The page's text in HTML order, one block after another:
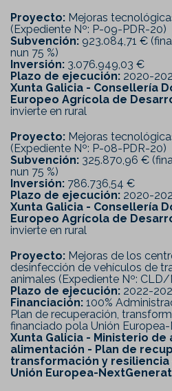
Proyecto: Mejoras
(Expediente Nº: P-09-PDR-20)
Subvención: 923.084,71 €
nun 75 %)
Inversión: 3.076.949,03 €
Plazo de ejecución: 2020-
Xunta Galicia - Consellería
Europeo Agrícola de
invierte en rural
Proyecto: Mejoras
(Expediente Nº: P-08-PDR-20)
Subvención: 325.870,96 €
nun 75 %)
Inversión: 786.736,54 €
Plazo de ejecución: 2020-
Xunta Galicia - Consellería
Europeo Agrícola de
invierte en rural
Proyecto: Mejoras de los
desinfección de vehículos de
animales (Expediente Nº:
Plazo de ejecución: 2022-
Financiación: 100%
Plan de recuperación,
financiado pola Unión
Xunta Galicia - Ministerio
alimentación - Plan de
transformación y resiliencia
Unión Europea-